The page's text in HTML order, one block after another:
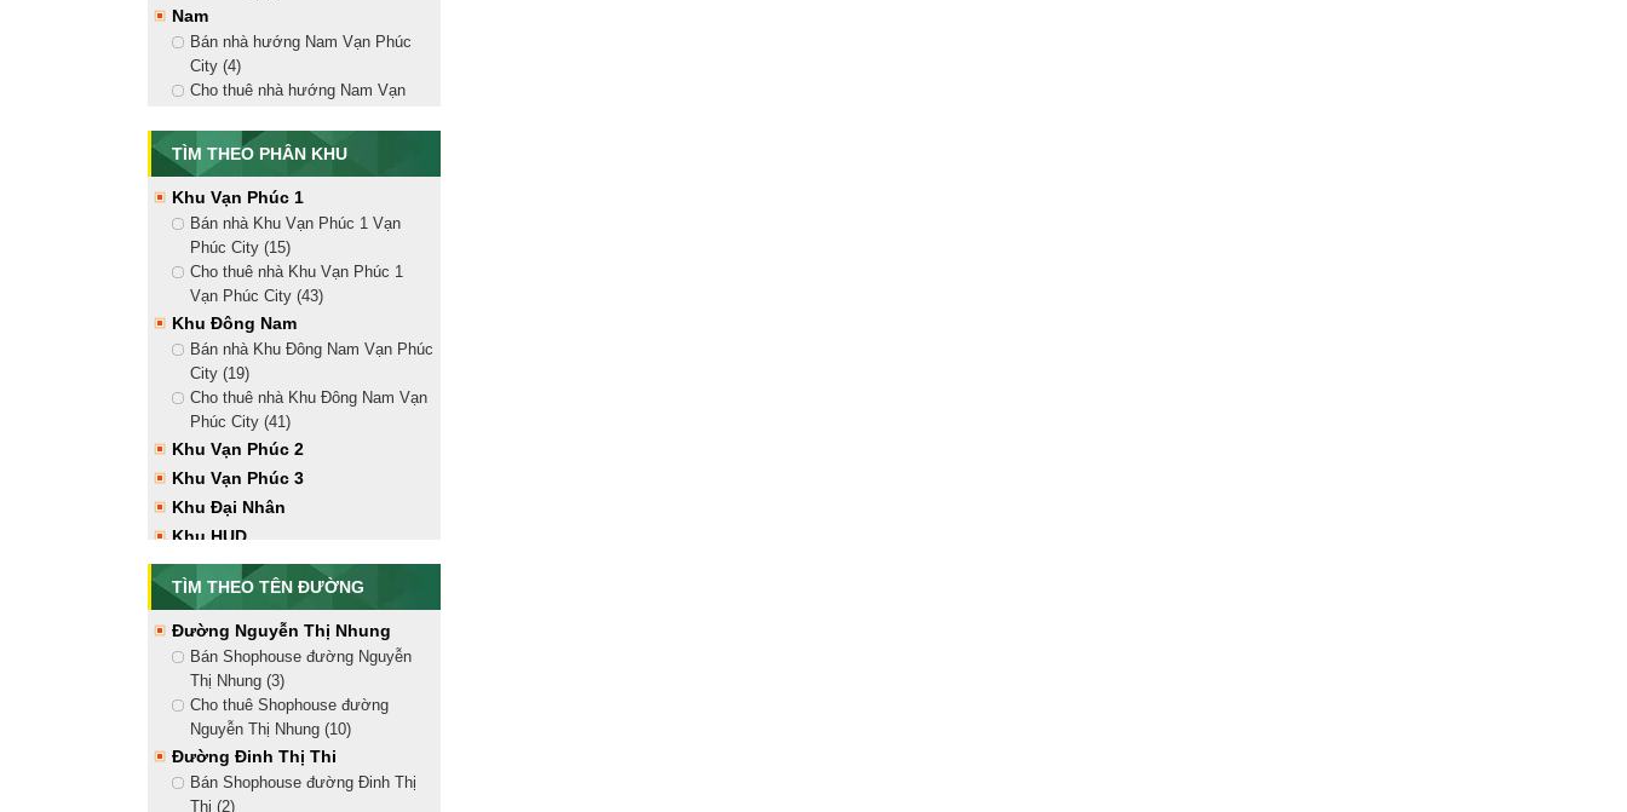
Cho thuê nhà mặt tiền (41)
Căn Hộ Vạn Phúc City
Bán căn hộ Vạn Phúc City (1)
Cho thuê căn hộ Vạn Phúc City
Bán biệt thự Mansion Vạn Phúc
(2)
Cho thuê biệt thự Mansion Vạn
Phúc (1)
Nam
Bán nhà hướng Nam Vạn Phúc
City (4)
Cho thuê nhà hướng Nam Vạn
Bắc
Bán nhà hướng Bắc Vạn Phúc
City (4)
Cho thuê nhà hướng Bắc Vạn
Phúc City (10)
Đông Bắc
Bán nhà hướng Đông Bắc Vạn
Phúc City (5)
Cho thuê nhà hướng Đông Bắc
Vạn Phúc City (14)
Đông Nam
Bán nhà hướng Đông Nam Vạn
Phúc City (5)
Cho thuê nhà hướng Đông Nam
Vạn Phúc City (12)
Tây Bắc
Bán nhà hướng Tây Bắc Vạn
Phúc City (7)
Cho thuê nhà hướng Tây Bắc Vạn
Phúc City (17)
Tây Nam
Bán nhà hướng Tây Nam Vạn
Phúc City (9)
Cho thuê nhà hướng Tây Nam
Vạn Phúc City (17)
TÌM THEO PHÂN KHU
Khu Vạn Phúc 1
Bán nhà Khu Vạn Phúc 1 Vạn
Phúc City (15)
Cho thuê nhà Khu Vạn Phúc 1
Vạn Phúc City (43)
Khu Đông Nam
Bán nhà Khu Đông Nam Vạn Phúc
City (19)
Cho thuê nhà Khu Đông Nam Vạn
Phúc City (41)
Khu Vạn Phúc 2
Khu Vạn Phúc 3
Khu Đại Nhân
Khu HUD
TÌM THEO TÊN ĐƯỜNG
Đường Nguyễn Thị Nhung
Bán Shophouse đường Nguyễn
Thị Nhung (3)
Cho thuê Shophouse đường
Nguyễn Thị Nhung (10)
Đường Đinh Thị Thi
Bán Shophouse đường Đinh Thị
Thi (2)